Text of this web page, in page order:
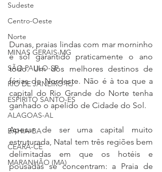
Sudeste
Centro-Oeste
Norte
MINAS GERAIS-MG
SÃO PAULO-SP
RIO DE JANEIRO-RJ
ESPÍRITO SANTO-ES
ALAGOAS-AL
BAHIA-BA
CEARÁ-CE
MARANHÃO (MA)
Dunas, praias lindas com mar morninho
e sol garantido praticamente o ano
todo. Um dos melhores destinos de
férias do Nordeste. Não é à toa que a
capital do Rio Grande do Norte tenha
ganhado o apelido de Cidade do Sol.
Apesar de ser uma capital muito
estruturada, Natal tem três regiões bem
delimitadas em que os hotéis e
pousadas se concentram: a Praia de